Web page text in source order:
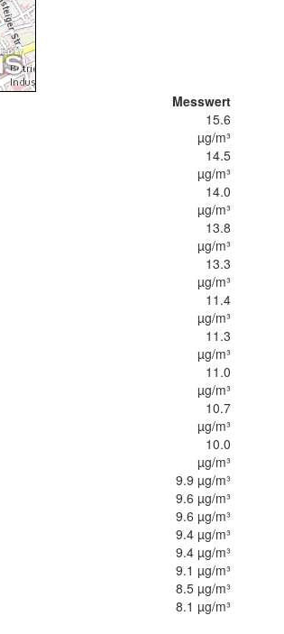
Messwert
15.6
µg/m³
14.5
µg/m³
14.0
µg/m³
13.8
µg/m³
13.3
µg/m³
11.4
µg/m³
11.3
µg/m³
11.0
µg/m³
10.7
µg/m³
10.0
µg/m³
9.9 µg/m³
9.6 µg/m³
9.6 µg/m³
9.4 µg/m³
9.4 µg/m³
9.1 µg/m³
8.5 µg/m³
8.1 µg/m³